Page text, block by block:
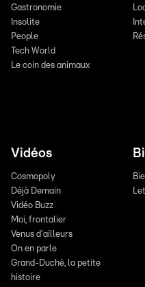
Gastronomie
Insolite
People
Tech World
Le coin des animaux
Vidéos
Cosmopoly
Déjà Demain
Vidéo Buzz
Moi, frontalier
Venus d'ailleurs
On en parle
Grand-Duché, la petite
histoire